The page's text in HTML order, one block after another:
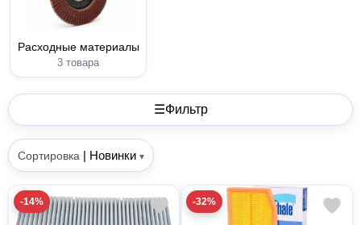
Расходные материалы
3 товара
☰Фильтр
Сортировка | Новинки ▾
-14% -32%